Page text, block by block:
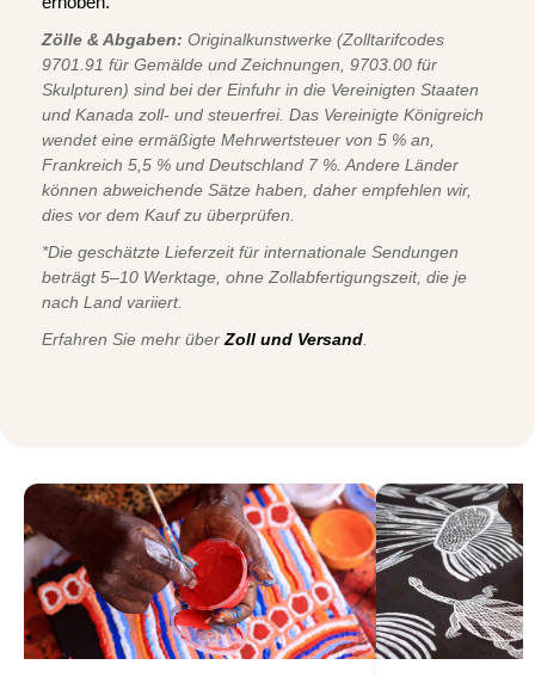
Zölle & Abgaben: Originalkunstwerke (Zolltarifcodes
9701.91 für Gemälde und Zeichnungen, 9703.00 für
Skulpturen) sind bei der Einfuhr in die Vereinigten Staaten
und Kanada zoll- und steuerfrei. Das Vereinigte Königreich
wendet eine ermäßigte Mehrwertsteuer von 5 % an,
Frankreich 5,5 % und Deutschland 7 %. Andere Länder
können abweichende Sätze haben, daher empfehlen wir,
dies vor dem Kauf zu überprüfen.
*Die geschätzte Lieferzeit für internationale Sendungen
beträgt 5–10 Werktage, ohne Zollabfertigungszeit, die je
nach Land variiert.
Erfahren Sie mehr über Zoll und Versand